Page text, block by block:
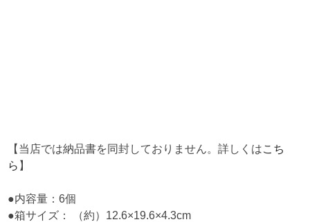
【当店では納品書を同封しておりません。詳しくはこち
ら 】
●内容量：6個
●箱サイズ： （約）12.6×19.6×4.3cm